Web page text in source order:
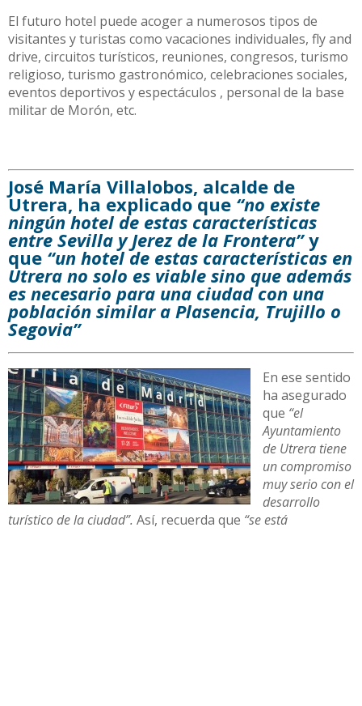
El futuro hotel puede acoger a numerosos tipos de
visitantes y turistas como vacaciones individuales, fly and
drive, circuitos turísticos, reuniones, congresos, turismo
religioso, turismo gastronómico, celebraciones sociales,
eventos deportivos y espectáculos , personal de la base
militar de Morón, etc.
José María Villalobos, alcalde de
Utrera, ha explicado que “no existe
ningún hotel de estas características
entre Sevilla y Jerez de la Frontera”y
que “un hotel de estas características en
Utrera no solo es viable sino que además
es necesario para una ciudad con una
población similar a Plasencia, Trujillo o
Segovia”
En ese sentido
ha asegurado
que “el
Ayuntamiento
de Utrera tiene
un compromiso
muy serio con el
desarrollo
turístico de la ciudad”. Así, recuerda que “se está